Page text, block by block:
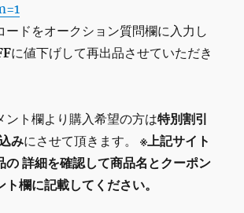
ードをオークション質問欄に入力し
に値下げして再出品させていただき
ント欄より購入希望の方は特別割引
みにさせて頂きます。※上記サイト
の 詳細を確認して商品名とクーポン
ト欄に記載してください。